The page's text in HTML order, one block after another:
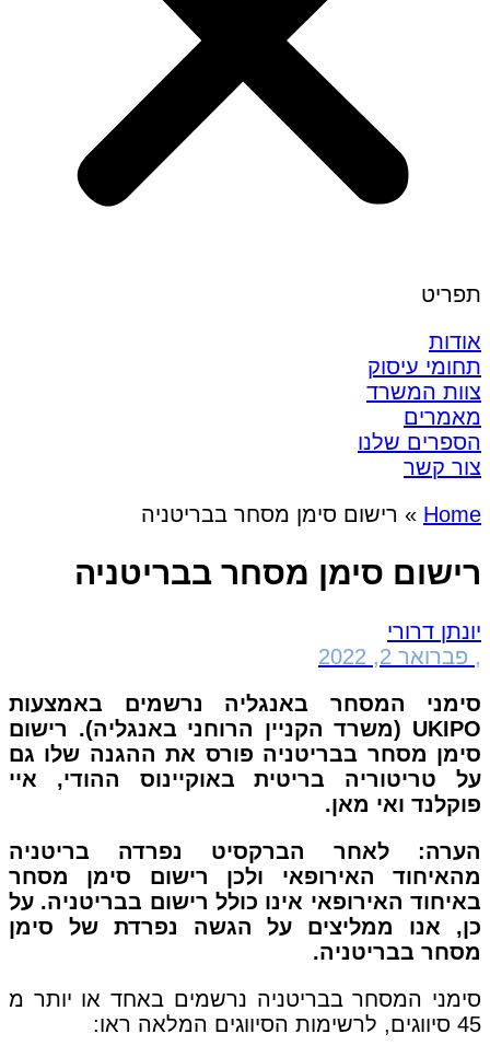
תפריט
אודות
תחומי עיסוק
צוות המשרד
מאמרים
הספרים שלנו
צור קשר
Home
» רישום סימן מסחר בבריטניה
רישום סימן מסחר בבריטניה
יונתן דרורי
, פברואר 2, 2022
סימני המסחר באנגליה נרשמים באמצעות
UKIPO (משרד הקניין הרוחני באנגליה). רישום
סימן מסחר בבריטניה פורס את ההגנה שלו גם
על טריטוריה בריטית באוקיינוס ​​ההודי, איי
פוקלנד ואי מאן.
הערה: לאחר הברקסיט נפרדה בריטניה
מהאיחוד האירופאי ולכן רישום סימן מסחר
באיחוד האירופאי אינו כולל רישום בבריטניה. על
כן, אנו ממליצים על הגשה נפרדת של סימן
מסחר בבריטניה.
סימני המסחר בבריטניה נרשמים באחד או יותר מ
45 סיווגים, לרשימות הסיווגים המלאה ראו: